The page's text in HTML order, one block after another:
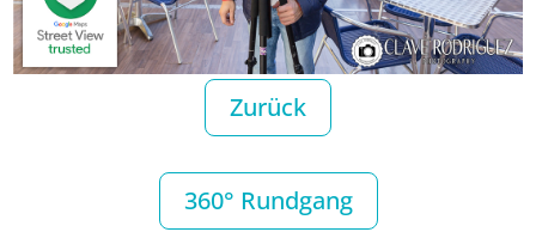
Zurück
360° Rundgang